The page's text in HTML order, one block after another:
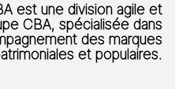
est une division agile et
CBA, spécialisée dans
des marques
et populaires.